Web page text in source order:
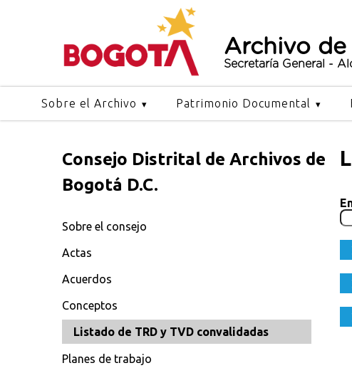
Archivo
Secretaría General -
Sobre el Archivo Patrimonio Documental
Consejo Distrital de Archivos de
Bogotá D.C.
Sobre el consejo
Actas
Acuerdos
Conceptos
Listado de TRD y TVD convalidadas
Planes de trabajo